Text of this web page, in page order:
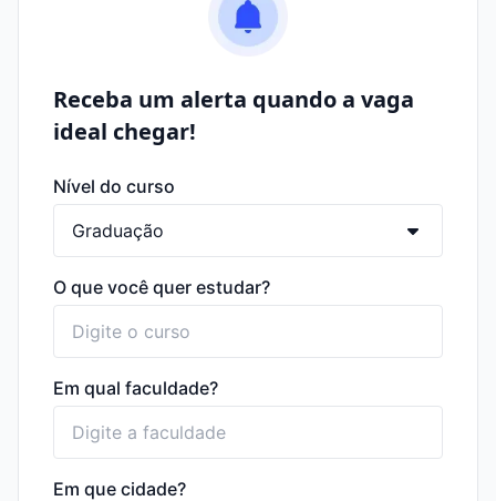
Receba um alerta quando a vaga
ideal chegar!
Nível do curso
O que você quer estudar?
Em qual faculdade?
Em que cidade?